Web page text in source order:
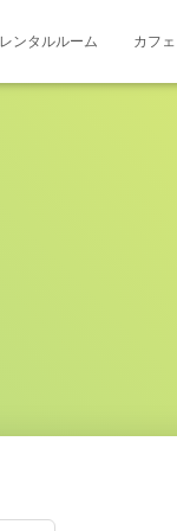
レンタルルーム カフェ